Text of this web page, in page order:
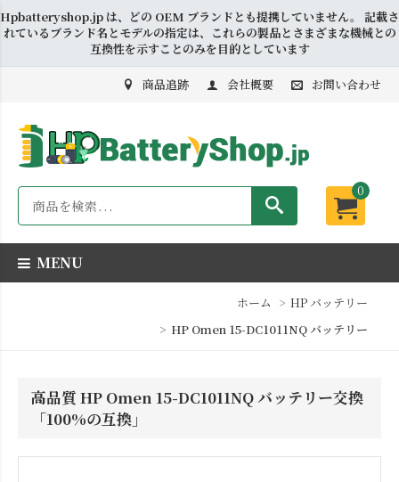
Hpbatteryshop.jp は、どの OEM ブランドとも提携していません。 記載さ
れているブランド名とモデルの指定は、これらの製品とさまざまな機械との
互換性を示すことのみを目的としています
商品追跡 会社概要 お問い合わせ
0
MENU
ホーム
HP バッテリー
HP Omen 15-DC1011NQ バッテリー
高品質 HP Omen 15-DC1011NQ バッテリー交換
「100%の互換」